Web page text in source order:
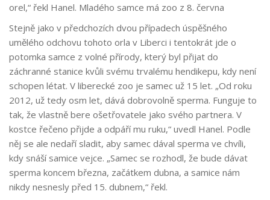
orel,“ řekl Hanel. Mladého samce má zoo z 8. června
Stejně jako v předchozích dvou případech úspěšného
umělého odchovu tohoto orla v Liberci i tentokrát jde o
potomka samce z volné přírody, který byl přijat do
záchranné stanice kvůli svému trvalému hendikepu, kdy není
schopen létat. V liberecké zoo je samec už 15 let. „Od roku
2012, už tedy osm let, dává dobrovolně sperma. Funguje to
tak, že vlastně bere ošetřovatele jako svého partnera. V
kostce řečeno přijde a odpáří mu ruku,“ uvedl Hanel. Podle
něj se ale nedaří sladit, aby samec dával sperma ve chvíli,
kdy snáší samice vejce. „Samec se rozhodl, že bude dávat
sperma koncem března, začátkem dubna, a samice nám
nikdy nesnesly před 15. dubnem,“ řekl.